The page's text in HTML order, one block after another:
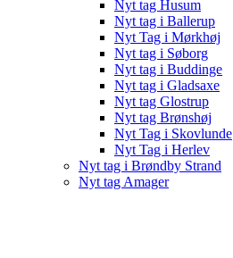
Nyt tag Husum
Nyt tag i Ballerup
Nyt Tag i Mørkhøj
Nyt tag i Søborg
Nyt tag i Buddinge
Nyt tag i Gladsaxe
Nyt tag Glostrup
Nyt tag Brønshøj
Nyt Tag i Skovlunde
Nyt Tag i Herlev
Nyt tag i Brøndby Strand
Nyt tag Amager